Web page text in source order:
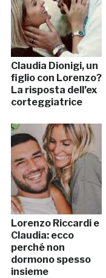
Claudia Dionigi, un
figlio con Lorenzo?
La risposta dell’ex
corteggiatrice
Lorenzo Riccardi e
Claudia: ecco
perché non
dormono spesso
insieme